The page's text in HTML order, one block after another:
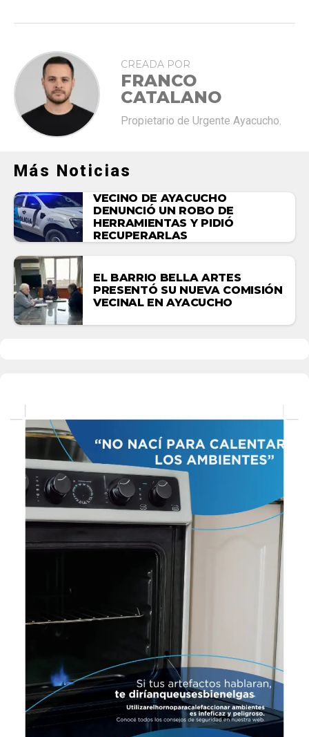
CREADA POR
FRANCO
CATALANO
Propietario de Urgente Ayacucho.
Más Noticias
VECINO DE AYACUCHO
DENUNCIÓ UN ROBO DE
HERRAMIENTAS Y PIDIÓ
RECUPERARLAS
EL BARRIO BELLA ARTES
PRESENTÓ SU NUEVA COMISIÓN
VECINAL EN AYACUCHO